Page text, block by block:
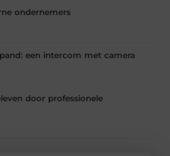
ondernemers
een intercom met camera
door professionele